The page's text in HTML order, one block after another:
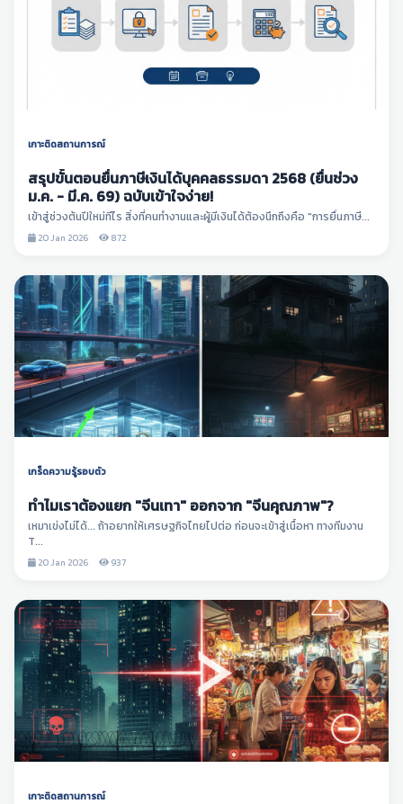
เกาะติดสถานการณ์
สรุปขั้นตอนยื่นภาษีเงินได้บุคคลธรรมดา 2568 (ยื่นช่วง
ม.ค. - มี.ค. 69) ฉบับเข้าใจง่าย!
เข้าสู่ช่วงต้นปีใหม่ทีไร สิ่งที่คนทำงานและผู้มีเงินได้ต้องนึกถึงคือ "การยื่นภาษี...
20 Jan 2026 872
เกร็ดความรู้รอบตัว
ทำไมเราต้องแยก "จีนเทา" ออกจาก "จีนคุณภาพ"?
เหมาเข่งไม่ได้... ถ้าอยากให้เศรษฐกิจไทยไปต่อ ก่อนจะเข้าสู่เนื้อหา ทางทีมงาน
T...
20 Jan 2026 937
เกาะติดสถานการณ์